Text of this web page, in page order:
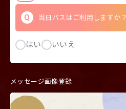
当日バスはご利用しますか？
はい いいえ
メッセージ画像登録